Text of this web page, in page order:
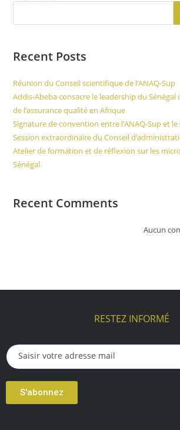
Recent Posts
Réunion du Conseil scientifique de l’ANAQ-Sup
Addis-Abeba consacre le leadership du
de l’assurance qualité en Afrique
Signature de convention entre l’ANAQ-Sup et le
Session extraordinaire du Conseil
Atelier de formation et de réflexion sur les
Sénégal
Recent Comments
Aucun
RESTEZ INFORMÉ
S'abonnez